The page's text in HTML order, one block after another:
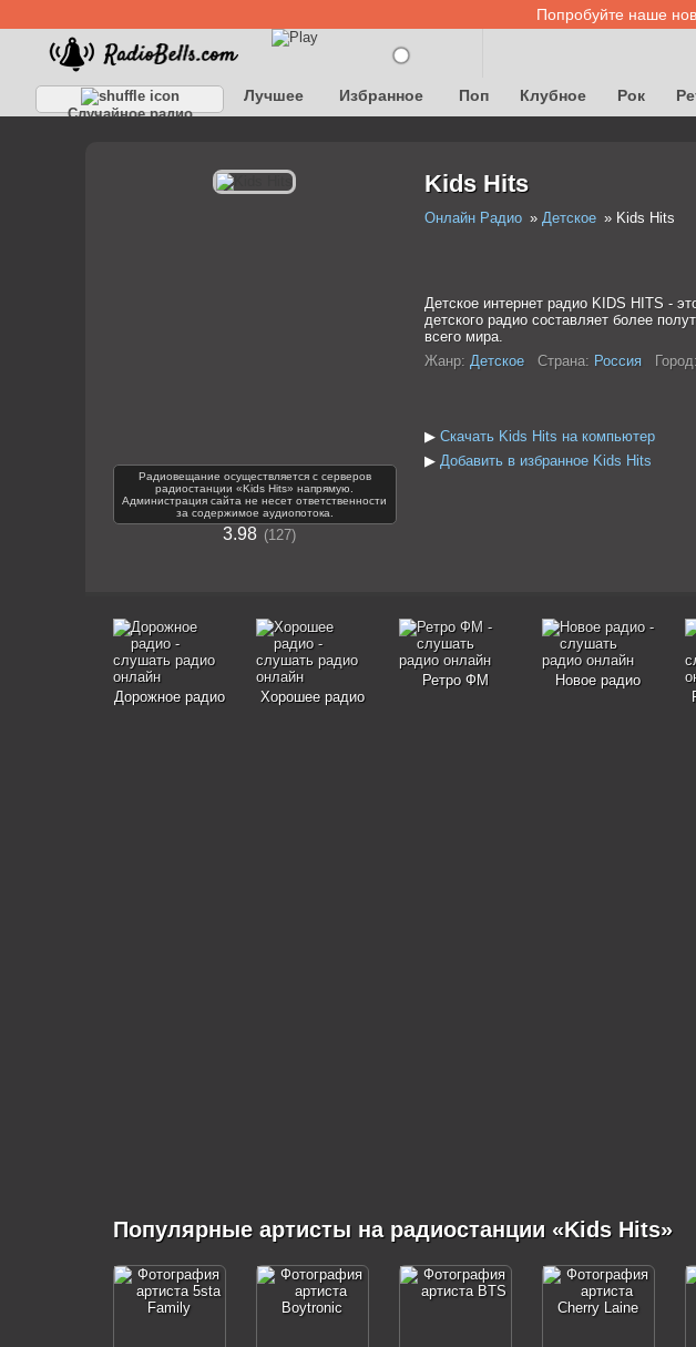
Попробуйте наше
Случайное радио
Лучшее Избранное Поп Клубное Рок
Радиовещание осуществляется с серверов
радиостанции «Kids Hits» напрямую.
Администрация сайта не несет ответственности
за содержимое аудиопотока.
3.98 127
Kids Hits
Онлайн Радио Детское Kids Hits
Детское интернет радио KIDS HITS -
детского радио составляет более
всего мира.
Жанр: Детское Страна: Россия Город:
▶ Скачать Kids Hits на компьютер
▶ Добавить в избранное Kids Hits
Дорожное радио Хорошее радио
Ретро ФМ
Новое радио
Популярные артисты на радиостанции «Kids Hits»